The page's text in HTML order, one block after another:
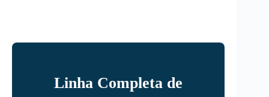
Linha Completa de